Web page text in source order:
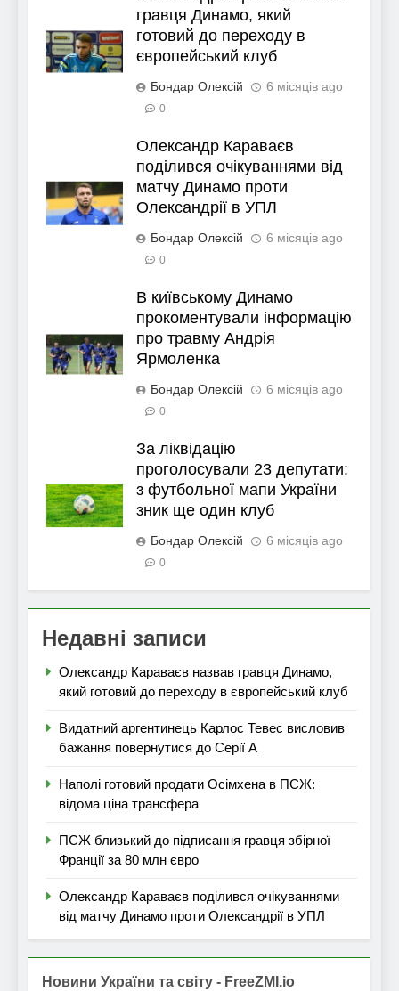
гравця Динамо, який
готовий до переходу в
європейський клуб
Бондар Олексій 6 місяців ago
0
Олександр Караваєв
поділився очікуваннями від
матчу Динамо проти
Олександрії в УПЛ
Бондар Олексій 6 місяців ago
0
В київському Динамо
прокоментували інформацію
про травму Андрія
Ярмоленка
Бондар Олексій 6 місяців ago
0
За ліквідацію
проголосували 23 депутати:
з футбольної мапи України
зник ще один клуб
Бондар Олексій 6 місяців ago
0
Недавні записи
Олександр Караваєв назвав гравця Динамо,
який готовий до переходу в європейський клуб
Видатний аргентинець Карлос Тевес висловив
бажання повернутися до Серії А
Наполі готовий продати Осімхена в ПСЖ:
відома ціна трансфера
ПСЖ близький до підписання гравця збірної
Франції за 80 млн євро
Олександр Караваєв поділився очікуваннями
від матчу Динамо проти Олександрії в УПЛ
Новини України та світу - FreeZMI.io